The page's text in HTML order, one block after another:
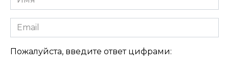
Email
Пожалуйста, введите ответ цифрами: